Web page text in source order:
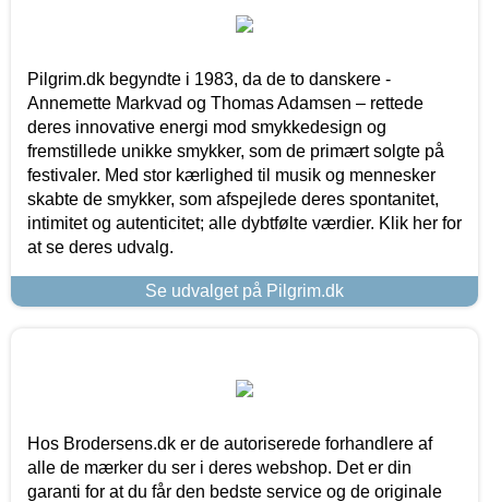
Pilgrim.dk begyndte i 1983, da de to danskere -
Annemette Markvad og Thomas Adamsen – rettede
deres innovative energi mod smykkedesign og
fremstillede unikke smykker, som de primært solgte på
festivaler. Med stor kærlighed til musik og mennesker
skabte de smykker, som afspejlede deres spontanitet,
intimitet og autenticitet; alle dybtfølte værdier. Klik her for
at se deres udvalg.
Se udvalget på Pilgrim.dk
Hos Brodersens.dk er de autoriserede forhandlere af
alle de mærker du ser i deres webshop. Det er din
garanti for at du får den bedste service og de originale